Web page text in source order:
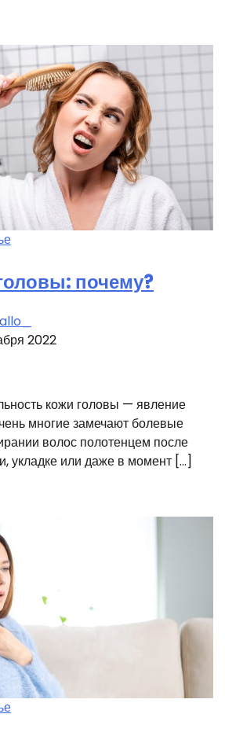
почему?
2022
кожи головы — явление
многие замечают болевые
волос полотенцем после
укладке или даже в момент […]